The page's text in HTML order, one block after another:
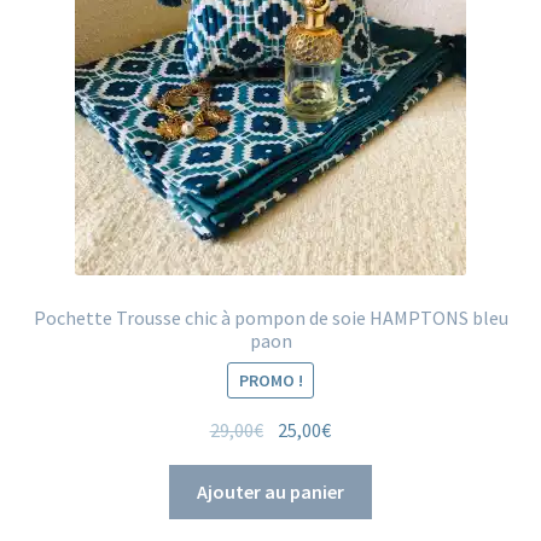
Pochette Trousse chic à pompon de soie HAMPTONS bleu
paon
PROMO !
29,00€ Le
initial
était :
25,00€Le
actuel
est :
Ajouter au panier